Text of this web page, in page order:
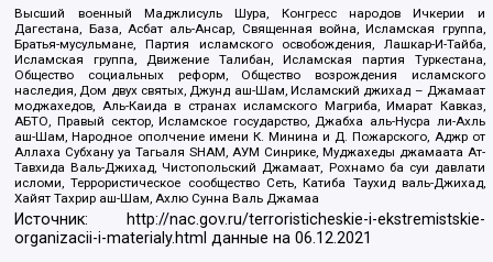
Высший военный Маджлисуль Шура, Конгресс народов Ичкерии и
Дагестана, База, Асбат аль-Ансар, Священная война, Исламская группа,
Братья-мусульмане, Партия исламского освобождения, Лашкар-И-Тайба,
Исламская группа, Движение Талибан, Исламская партия Туркестана,
Общество социальных реформ, Общество возрождения исламского
наследия, Дом двух святых, Джунд аш-Шам, Исламский джихад – Джамаат
моджахедов, Аль-Каида в странах исламского Магриба, Имарат Кавказ,
АБТО, Правый сектор, Исламское государство, Джабха аль-Нусра ли-Ахль
аш-Шам, Народное ополчение имени К. Минина и Д. Пожарского, Аджр от
Аллаха Субхану уа Тагьаля SHAM, АУМ Синрике, Муджахеды джамаата Ат-
Тавхида Валь-Джихад, Чистопольский Джамаат, Рохнамо ба суи давлати
исломи, Террористическое сообщество Сеть, Катиба Таухид валь-Джихад,
Хайят Тахрир аш-Шам, Ахлю Сунна Валь Джамаа
Источник:
http://nac.gov.ru/terroristicheskie-i-ekstremistskie-
organizacii-i-materialy.html данные на06.12.2021